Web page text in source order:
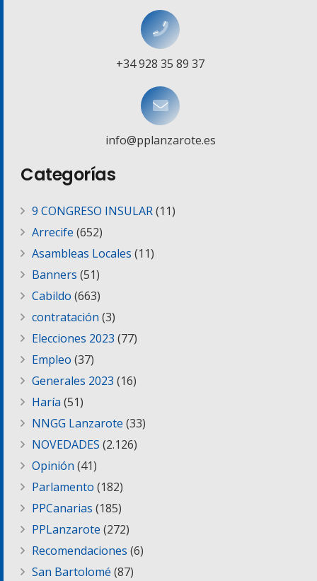
+34 928 35 89 37
info@pplanzarote.es
Categorías
9 CONGRESO INSULAR(11)
Arrecife (652)
Asambleas Locales (11)
Banners (51)
Cabildo (663)
contratación (3)
Elecciones 2023 (77)
Empleo (37)
Generales 2023 (16)
Haría (51)
NNGG Lanzarote (33)
NOVEDADES (2.126)
Opinión (41)
Parlamento (182)
PPCanarias (185)
PPLanzarote (272)
Recomendaciones (6)
San Bartolomé (87)